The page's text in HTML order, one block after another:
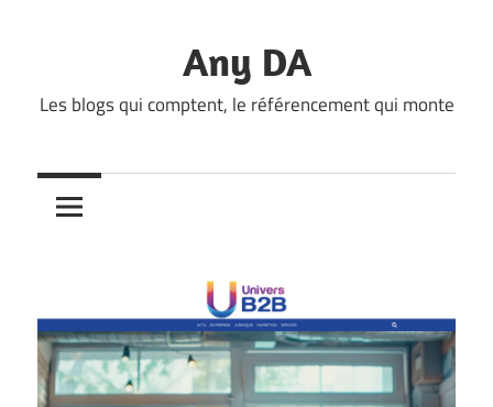
Any DA
Les blogs qui comptent, le référencement qui monte